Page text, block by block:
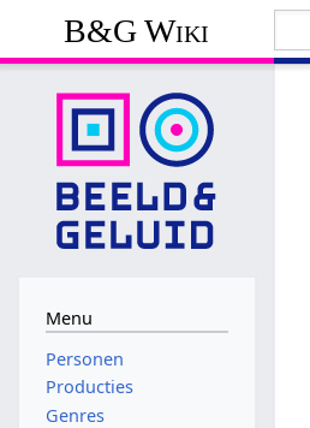
B&G Wiki
Menu
Personen
Producties
Genres